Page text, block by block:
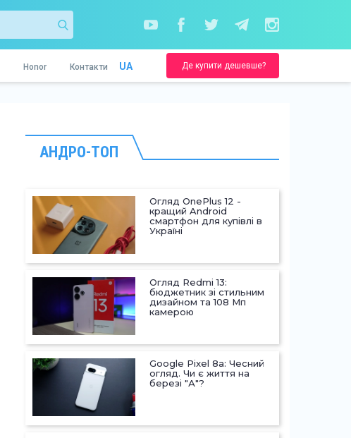
Honor Контакти UA Де купити дешевше?
АНДРО-ТОП
Огляд OnePlus 12 -
кращий Android
смартфон для купівлі в
Україні
Огляд Redmi 13:
бюджетник зі стильним
дизайном та 108 Мп
камерою
Google Pixel 8a: Чесний
огляд. Чи є життя на
березі "А"?